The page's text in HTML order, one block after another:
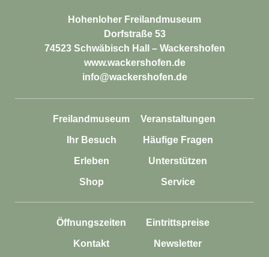
Hohenloher Freilandmuseum
Dorfstraße 53
74523 Schwäbisch Hall – Wackershofen
www.wackershofen.de
info@wackershofen.de
Freilandmuseum Veranstaltungen
Ihr Besuch Häufige Fragen
Erleben Unterstützen
Shop Service
Öffnungszeiten Eintrittspreise
Kontakt Newsletter